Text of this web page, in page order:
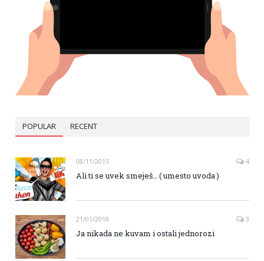
POPULAR RECENT
08/11/2015 4
Ali ti se uvek smeješ… ( umesto uvoda )
21/01/2018 3
Ja nikada ne kuvam i ostali jednorozi